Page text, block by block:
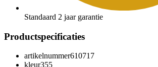
Standaard 2 jaar garantie
Productspecificaties
artikelnummer610717
kleur355